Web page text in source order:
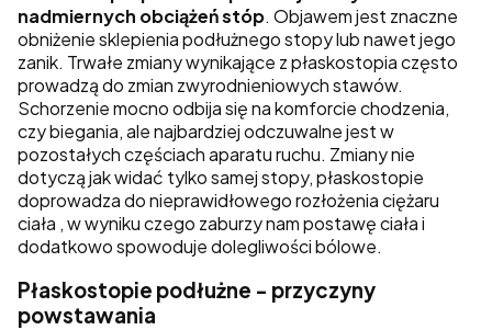
nadmiernych obciążeń stóp. Objawem jest znaczne
obniżenie sklepienia podłużnego stopy lub nawet jego
zanik. Trwałe zmiany wynikające z płaskostopia często
prowadzą do zmian zwyrodnieniowych stawów.
Schorzenie mocno odbija się na komforcie chodzenia,
czy biegania, ale najbardziej odczuwalne jest w
pozostałych częściach aparatu ruchu. Zmiany nie
dotyczą jak widać tylko samej stopy, płaskostopie
doprowadza do nieprawidłowego rozłożenia ciężaru
ciała , w wyniku czego zaburzy nam postawę ciała i
dodatkowo spowoduje dolegliwości bólowe.
Płaskostopie podłużne - przyczyny
powstawania